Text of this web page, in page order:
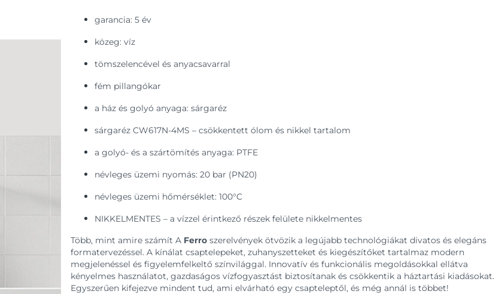
garancia: 5 év
közeg: víz
tömszelencével és anyacsavarral
fém pillangókar
a ház és golyó anyaga: sárgaréz
sárgaréz CW617N-4MS – csökkentett ólom és nikkel tartalom
a golyó- és a szártömítés anyaga: PTFE
névleges üzemi nyomás: 20 bar (PN20)
névleges üzemi hőmérséklet: 100°C
NIKKELMENTES – a vízzel érintkező részek felülete nikkelmentes
Több, mint amire számít A Ferro szerelvények ötvözik a legújabb technológiákat divatos és elegáns
formatervezéssel. A kínálat csaptelepeket, zuhanyszetteket és kiegészítőket tartalmaz modern
megjelenéssel és figyelemfelkeltő színvilággal. Innovatív és funkcionális megoldásokkal ellátva
kényelmes használatot, gazdaságos vízfogyasztást biztosítanak és csökkentik a háztartási kiadásokat.
Egyszerűen kifejezve mindent tud, ami elvárható egy csapteleptől, és még annál is többet!